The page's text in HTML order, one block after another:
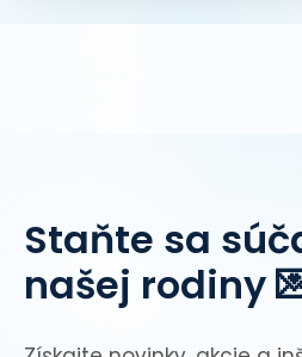
Staňte sa
našej rodiny